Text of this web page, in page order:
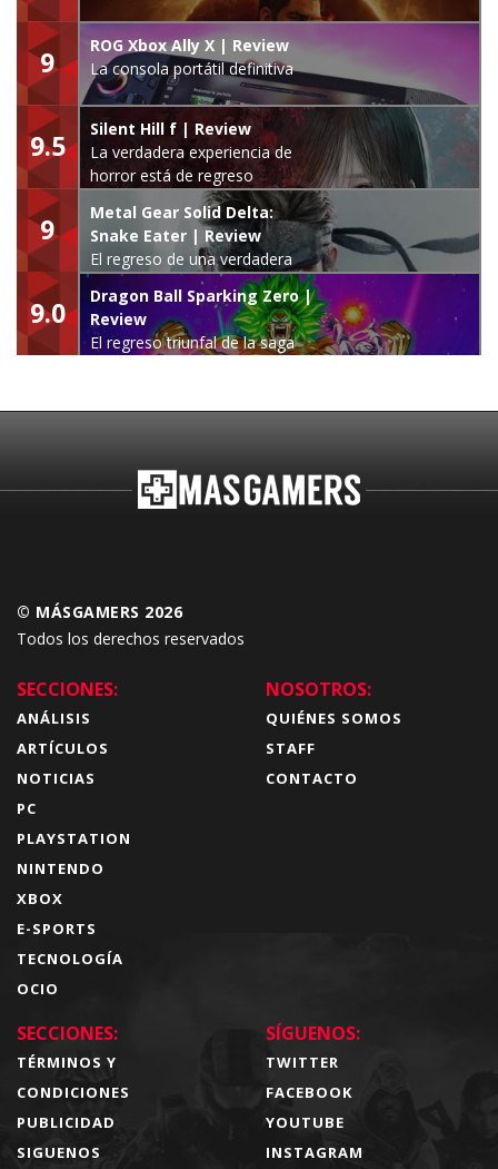
9
ROG Xbox Ally X | Review
La consola portátil definitiva
9.5
Silent Hill f | Review
La verdadera experiencia de
horror está de regreso
9
Metal Gear Solid Delta:
Snake Eater | Review
El regreso de una verdadera
leyenda
9.0
Dragon Ball Sparking Zero |
Review
El regreso triunfal de la saga
© MÁSGAMERS 2026
Todos los derechos reservados
SECCIONES:
ANÁLISIS
ARTÍCULOS
NOTICIAS
PC
PLAYSTATION
NINTENDO
XBOX
E-SPORTS
TECNOLOGÍA
OCIO
NOSOTROS:
QUIÉNES SOMOS
STAFF
CONTACTO
SECCIONES:
TÉRMINOS Y
CONDICIONES
PUBLICIDAD
SIGUENOS
SÍGUENOS:
TWITTER
FACEBOOK
YOUTUBE
INSTAGRAM